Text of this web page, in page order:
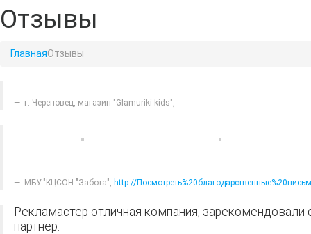
Отзывы
ГлавнаяОтзывы
г. Череповец, магазин "Glamuriki kids",
МБУ "КЦСОН "Забота", http://
Рекламастер отличная компания,
партнер.